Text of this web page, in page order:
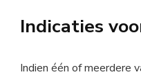
Indicaties
Indien één of meerdere